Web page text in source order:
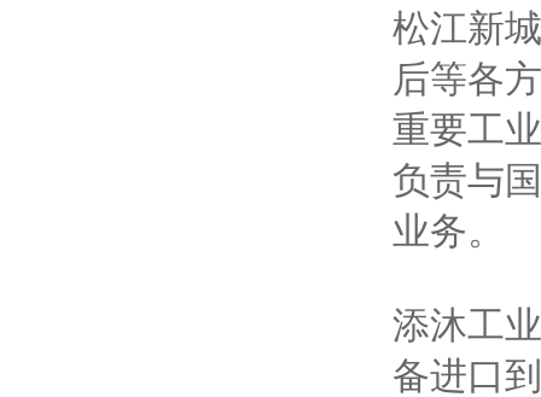
松江新
后等各
重要工
负责与
业务。
添沐工
备进口